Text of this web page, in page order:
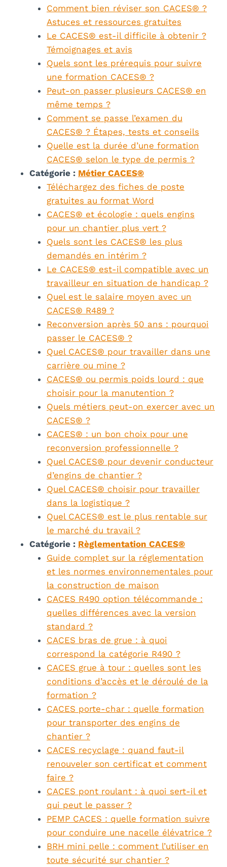
Comment bien réviser son CACES® ?
Astuces et ressources gratuites
Le CACES® est-il difficile à obtenir ?
Témoignages et avis
Quels sont les prérequis pour suivre
une formation CACES® ?
Peut-on passer plusieurs CACES® en
même temps ?
Comment se passe l’examen du
CACES® ? Étapes, tests et conseils
Quelle est la durée d’une formation
CACES® selon le type de permis ?
Catégorie : Métier CACES®
Téléchargez des fiches de poste
gratuites au format Word
CACES® et écologie : quels engins
pour un chantier plus vert ?
Quels sont les CACES® les plus
demandés en intérim ?
Le CACES® est-il compatible avec un
travailleur en situation de handicap ?
Quel est le salaire moyen avec un
CACES® R489 ?
Reconversion après 50 ans : pourquoi
passer le CACES® ?
Quel CACES® pour travailler dans une
carrière ou mine ?
CACES® ou permis poids lourd : que
choisir pour la manutention ?
Quels métiers peut-on exercer avec un
CACES® ?
CACES® : un bon choix pour une
reconversion professionnelle ?
Quel CACES® pour devenir conducteur
d’engins de chantier ?
Quel CACES® choisir pour travailler
dans la logistique ?
Quel CACES® est le plus rentable sur
le marché du travail ?
Catégorie : Règlementation CACES®
Guide complet sur la réglementation
et les normes environnementales pour
la construction de maison
CACES R490 option télécommande :
quelles différences avec la version
standard ?
CACES bras de grue : à quoi
correspond la catégorie R490 ?
CACES grue à tour : quelles sont les
conditions d’accès et le déroulé de la
formation ?
CACES porte-char : quelle formation
pour transporter des engins de
chantier ?
CACES recyclage : quand faut-il
renouveler son certificat et comment
faire ?
CACES pont roulant : à quoi sert-il et
qui peut le passer ?
PEMP CACES : quelle formation suivre
pour conduire une nacelle élévatrice ?
BRH mini pelle : comment l’utiliser en
toute sécurité sur chantier ?